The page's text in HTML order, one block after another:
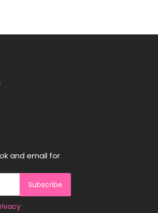
and email for
Subscribe